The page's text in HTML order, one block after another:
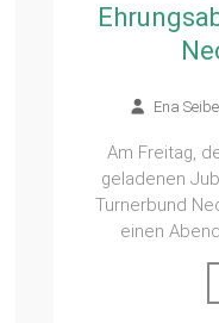
Ena
Am Freitag,
geladenen
Turnerbund
einen